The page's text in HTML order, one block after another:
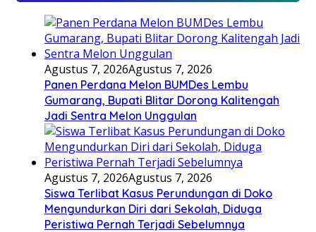
Agustus 7, 2026Agustus 7, 2026
Panen Perdana Melon BUMDes Lembu
Gumarang, Bupati Blitar Dorong Kalitengah
Jadi Sentra Melon Unggulan
Agustus 7, 2026Agustus 7, 2026
Siswa Terlibat Kasus Perundungan di Doko
Mengundurkan Diri dari Sekolah, Diduga
Peristiwa Pernah Terjadi Sebelumnya